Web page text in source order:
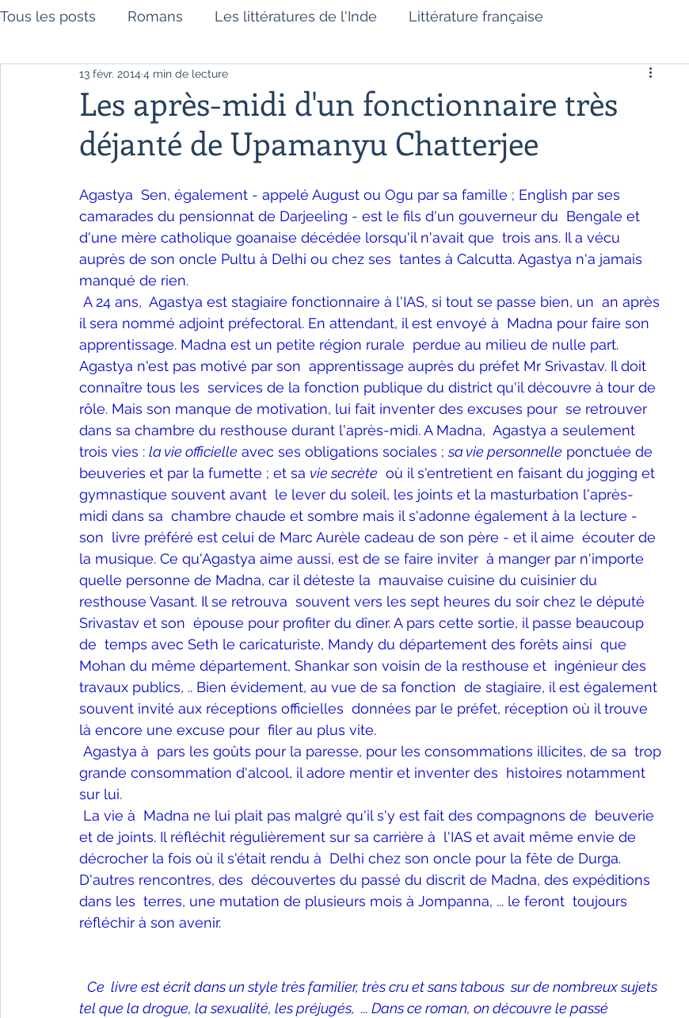
Tous les posts Romans Les littératures de l'Inde Littérature française
Livres de référence Dictionnaire
Témoignages / Récits Romans jeunesse Essai Personnalités indiennes
Fêtes indiennes Spiritualité Ayurveda Bien-être Littérature hindi
Littérature tamoule Littérature bengali Littérature malayalam Littérature pendjabi
L'Inde vue par l'Occident Yoga Histoire de l'Inde par les livres
Littérature anglo-saxonne Littérature du Bangladesh Littérature pakistanaise
Littérature népalaise Littérature sri-lankaise Contes
Les après-midi d'un fonctionnaire très
déjanté de Upamanyu Chatterjee
13 févr. 2014 4 min de lecture
Agastya  Sen, également - appelé August ou Ogu par sa famille ; English par ses
camarades du pensionnat de Darjeeling - est le fils d'un gouverneur du  Bengale et
d'une mère catholique goanaise décédée lorsqu'il n'avait que  trois ans. Il a vécu
auprès de son oncle Pultu à Delhi ou chez ses  tantes à Calcutta. Agastya n'a jamais
manqué de rien.
A 24 ans,  Agastya est stagiaire fonctionnaire à l'IAS, si tout se passe bien, un  an après
il sera nommé adjoint préfectoral. En attendant, il est envoyé à  Madna pour faire son
apprentissage. Madna est un petite région rurale  perdue au milieu de nulle part.
Agastya n'est pas motivé par son  apprentissage auprès du préfet Mr Srivastav. Il doit
connaître tous les  services de la fonction publique du district qu'il découvre à tour de
rôle. Mais son manque de motivation, lui fait inventer des excuses pour  se retrouver
dans sa chambre du resthouse durant l'après-midi. A Madna,  Agastya a seulement
trois vies : la vie officielle avec ses obligations sociales ; sa vie personnelle ponctuée de
beuveries et par la fumette ; et sa vie secrète
  où il s'entretient en faisant du jogging et
gymnastique souvent avant  le lever du soleil, les joints et la masturbation l'après-
midi dans sa  chambre chaude et sombre mais il s'adonne également à la lecture -
son  livre préféré est celui de Marc Aurèle cadeau de son père - et il aime  écouter de
la musique. Ce qu'Agastya aime aussi, est de se faire inviter  à manger par n'importe
quelle personne de Madna, car il déteste la  mauvaise cuisine du cuisinier du
resthouse Vasant. Il se retrouva  souvent vers les sept heures du soir chez le député
Srivastav et son  épouse pour profiter du dîner. A pars cette sortie, il passe beaucoup
de  temps avec Seth le caricaturiste, Mandy du département des forêts ainsi  que
Mohan du même département, Shankar son voisin de la resthouse et  ingénieur des
travaux publics, .. Bien évidement, au vue de sa fonction  de stagiaire, il est également
souvent invité aux réceptions officielles  données par le préfet, réception où il trouve
là encore une excuse pour  filer au plus vite.
Agastya à  pars les goûts pour la paresse, pour les consommations illicites, de sa  trop
grande consommation d'alcool, il adore mentir et inventer des  histoires notamment
sur lui.
La vie à  Madna ne lui plait pas malgré qu'il s'y est fait des compagnons de  beuverie
et de joints. Il réfléchit régulièrement sur sa carrière à  l'IAS et avait même envie de
décrocher la fois où il s'était rendu à  Delhi chez son oncle pour la fête de Durga.
D'autres rencontres, des  découvertes du passé du discrit de Madna, des expéditions
dans les  terres, une mutation de plusieurs mois à Jompanna, ... le feront  toujours
réfléchir à son avenir.
Ce  livre est écrit dans un style très familier, très cru et sans tabous  sur de nombreux sujets
tel que la drogue, la sexualité, les préjugés,  ... Dans ce roman, on découvre le passé